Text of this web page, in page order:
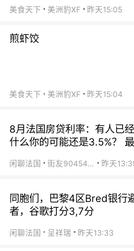
美食天下 美洲豹XF 昨天15:05
煎虾饺
美食天下 美洲豹XF 昨天15:04
8月法国房贷利率：有人已
什么你的可能还是3.5%？
闲聊法国 街友90454511 昨天
同胞们，巴黎4区Bred银行
者，谷歌打分3,7分
闲聊法国 呈祥瑞 昨天13:33